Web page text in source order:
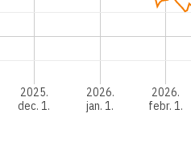
2025.
dec. 1.
2026.
jan. 1.
2026.
febr. 1.